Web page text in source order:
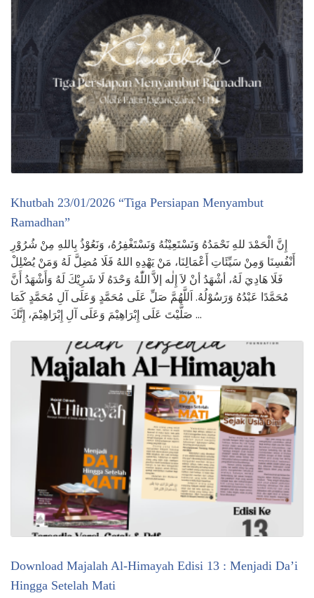
Khutbah 23/01/2026 “Tiga Persiapan Menyambut
Ramadhan”
إِنَّ الْحَمْدَ للهِ نَحْمَدُهُ وَنَسْتَعِيْنُهُ وَنَسْتَغْفِرُهُ، وَنَعُوْذُ بِاللهِ مِنْ شُرُوْرِ
أَنْفُسِنَا وَمِنْ سَيِّئَاتِ أَعْمَالِنَا، مَنْ يَهْدِهِ اللهُ فَلَا مُضِلَّ لَهُ وَمَنْ يُضْلِلْ
فَلَا هَادِيَ لَهُ، أشْهَدُ أنْ لاَ إِلٰه إلاَّ اللّٰهُ وَحْدَهُ لَا شَرِيْكَ لَهُ وَأَشْهَدُ أَنَّ
مُحَمَّدًا عَبْدُهُ وَرَسُوْلُهُ. اَللَّهُمَّ صَلِّ عَلَى مُحَمَّدٍ وَعَلَى آلِ مُحَمَّدٍ كَمَا
صَلَّيْتَ عَلَى إِبْرَاهِيْمَ وَعَلَى آلِ إِبْرَاهِيْمَ، إِنَّكَ …
Download Majalah Al-Himayah Edisi 13 : Menjadi Da’i
Hingga Setelah Mati